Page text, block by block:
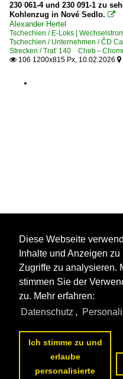
230 061-4 und 230 091-1 zu
Kohlenzug in Nové Sedlo. 
Alexander Hertel
Tschechien / E-Loks |
Tschechien / Unternehmen / ČD
Strecken / Trať 140 Cheb –
 106 1200x815 Px, 10.02.2026 
3 4 5 6 7 8 9
Diese Webseite
Inhalte und Anzeigen
Zugriffe zu analysieren.
stimmen Sie der
zu. Mehr erfahren:
Datenschutz ,
Ich stimme zu und
erlaube
personalisierte